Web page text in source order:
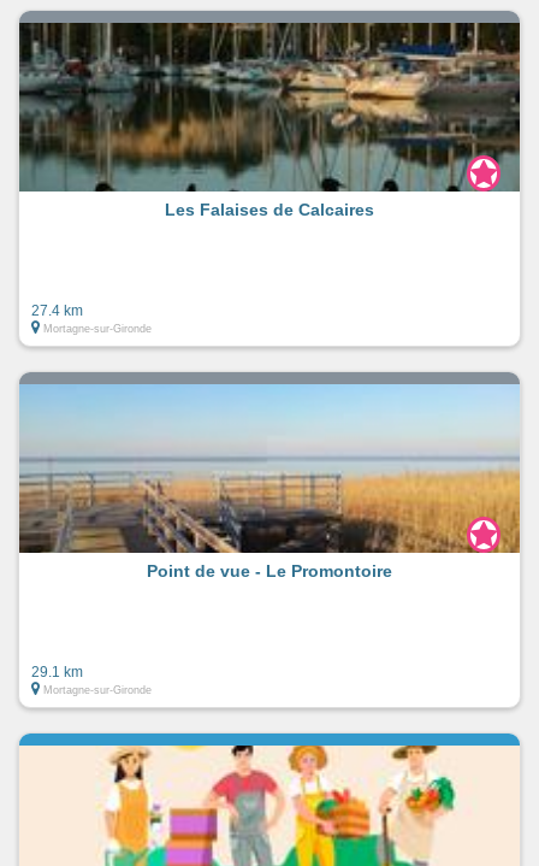
Les Falaises de Calcaires
27.4 km
Mortagne-sur-Gironde
Point de vue - Le Promontoire
29.1 km
Mortagne-sur-Gironde